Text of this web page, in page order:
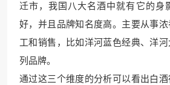
迁市，我国八大名酒中就有 它的身
好，并且品牌知名度高。主要从事
工和销售，比如洋河蓝色经典、洋
列品牌。
通过这三个维度的分析可以看出白